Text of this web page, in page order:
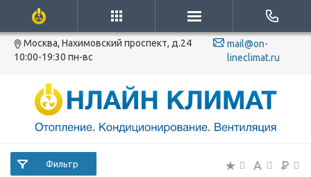
Москва, Нахимовский проспект, д.24
10:00-19:30 пн-вс
mail@on-
lineclimat.ru
Фильтр